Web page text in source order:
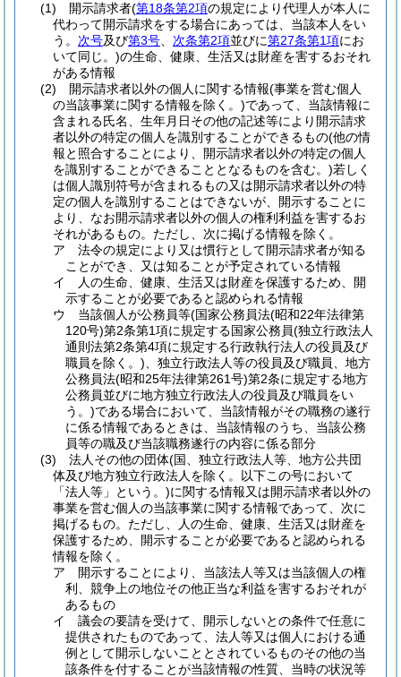
(1)
開示請求者(第18条第2項の規定により代理人が本人に
代わって開示請求をする場合にあっては、当該本人をい
う。 次号及び第3号 次条第2項並びに第27条第1項にお
いて同じ。)の生命、健康、生活又は財産を害するおそれ
がある情報
(2)
開示請求者以外の個人に関する情報(事業を営む個人
の当該事業に関する情報を除く。)であって、当該情報に
含まれる氏名、生年月日その他の記述等により開示請求
者以外の特定の個人を識別することができるもの(他の情
報と照合することにより、開示請求者以外の特定の個人
を識別することができることとなるものを含む。)若しく
は個人識別符号が含まれるもの又は開示請求者以外の特
定の個人を識別することはできないが、開示することに
より、なお開示請求者以外の個人の権利利益を害するお
それがあるもの。 ただし、次に掲げる情報を除く。
ア
法令の規定により又は慣行として開示請求者が知る
ことができ、又は知ることが予定されている情報
イ
人の生命、健康、生活又は財産を保護するため、開
示することが必要であると認められる情報
ウ
当該個人が公務員等(国家公務員法(昭和22年法律第
120号)第2条第1項に規定する国家公務員(独立行政法人
通則法第2条第4項に規定する行政執行法人の役員及び
職員を除く。) 、独立行政法人等の役員及び職員、地方
公務員法(昭和25年法律第261号)第2条に規定する地方
公務員並びに地方独立行政法人の役員及び職員をい
う。)である場合において、当該情報がその職務の遂行
に係る情報であるときは、当該情報のうち、当該公務
員等の職及び当該職務遂行の内容に係る部分
(3)
法人その他の団体(国、独立行政法人等、地方公共団
体及び地方独立行政法人を除く。以下この号において
「法人等」という。)に関する情報又は開示請求者以外の
事業を営む個人の当該事業に関する情報であって、次に
掲げるもの。 ただし、人の生命、健康、生活又は財産を
保護するため、開示することが必要であると認められる
情報を除く。
ア
開示することにより、当該法人等又は当該個人の権
利、競争上の地位その他正当な利益を害するおそれが
あるもの
イ
議会の要請を受けて、開示しないとの条件で任意に
提供されたものであって、法人等又は個人における通
例として開示しないこととされているものその他の当
該条件を付することが当該情報の性質、当時の状況等